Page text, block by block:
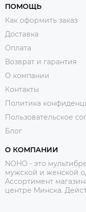
ПОМОЩЬ
Как оформить заказ
Доставка
Оплата
Возврат и гарантия
О компании
Контакты
Политика
Пользовательское
Блог
О КОМПАНИИ
NOHO - это
мужской и женской
Ассортимент
центре Минска.